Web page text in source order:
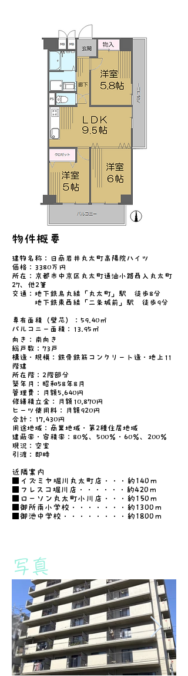
物件概要
建物名称：日商岩井丸太町高陽院ハイツ
価格：3380万円
所在：京都市中京区丸太町通油小路西入丸太町
27、他2筆
交通：地下鉄烏丸線「丸太町」駅 徒歩8分
地下鉄東西線「二条城前」駅 徒歩9分
専有面積（壁芯）：59.40㎡
バルコニー面積：13.95㎡
向き：南向き
総戸数：73戸
構造・規模：鉄骨鉄筋コンクリート造・地上11
階建
所在階：2階部分
​築年月：昭和58年8月
管理費：月額5,640円
​修繕積立金：月額10,870円
ヒーツ使用料：月額920円
合計：17,430円
用途地域：商業地域・第2種住居地域
建蔽率・容積率：80％、500％・60％、200％
現況：空室
引渡：即時
近隣案内
■イズミヤ堀川丸太町店・・・約140ｍ
■フレスコ堀川店・・・・・・約420ｍ
■ローソン丸太町小川店・・・約150ｍ
■御所南小学校・・・・・・・約1300ｍ
■御池中学校・・・・・・・・約1800ｍ
​写真